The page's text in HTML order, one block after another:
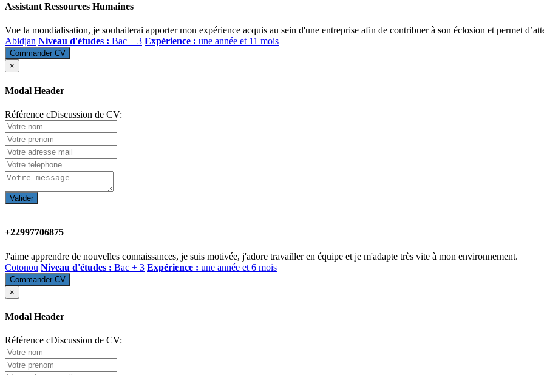
Assistant Ressources Humaines
Vue la mondialisation, je souhaiterai apporter mon expérience acquis au sein d'une entreprise afin de contribuer à son éclosion et permet
Abidjan Niveau d'études : Bac + 3 Expérience : une année et 11 mois
Commander CV
×
Modal Header
Référence cDiscussion de CV:
Valider
+22997706875
J'aime apprendre de nouvelles connaissances, je suis motivée, j'adore travailler en équipe et je m'adapte très vite à mon environnement.
Cotonou Niveau d'études : Bac + 3 Expérience : une année et 6 mois
Commander CV
×
Modal Header
Référence cDiscussion de CV: